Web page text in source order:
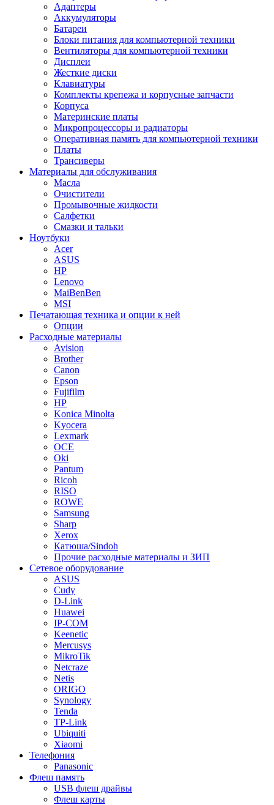
Адаптеры
Аккумуляторы
Батареи
Блоки питания для компьютерной техники
Вентиляторы для компьютерной техники
Дисплеи
Жесткие диски
Клавиатуры
Комплекты крепежа и корпусные запчасти
Корпуса
Материнские платы
Микропроцессоры и радиаторы
Оперативная память для компьютерной техники
Платы
Трансиверы
Материалы для обслуживания
Масла
Очистители
Промывочные жидкости
Салфетки
Смазки и тальки
Ноутбуки
Acer
ASUS
HP
Lenovo
MaiBenBen
MSI
Печатающая техника и опции к ней
Опции
Расходные материалы
Avision
Brother
Canon
Epson
Fujifilm
HP
Konica Minolta
Kyocera
Lexmark
OCE
Oki
Pantum
Ricoh
RISO
ROWE
Samsung
Sharp
Xerox
Катюша/Sindoh
Прочие расходные материалы и ЗИП
Сетевое оборудование
ASUS
Cudy
D-Link
Huawei
IP-COM
Keenetic
Mercusys
MikroTik
Netcraze
Netis
ORIGO
Synology
Tenda
TP-Link
Ubiquiti
Xiaomi
Телефония
Panasonic
Флеш память
USB флеш драйвы
Флеш карты